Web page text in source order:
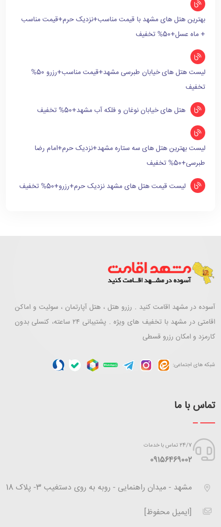
بهترین هتل های مشهد با قیمت مناسب+نزدیک حرم+قیمت مناسب
+ ماه عسل+50% تخفیف
لیست هتل های خیابان طبرسی مشهد+قیمت مناسب+رزرو 50%
تخفیف
هتل های خیابان نوغان و فلکه آب مشهد+50% تخفیف
لیست بهترین هتل های سه ستاره مشهد+نزدیک حرم+امام رضا
طبرسی+50% تخفیف
لیست قیمت هتل های مشهد نزدیک حرم+رزرو+50% تخفیف
آسوده در مشهد اقامت کنید . رزرو هتل ، هتل آپارتمان ، سوئیت و اماکن
اقامتی در مشهد با تخفیف های ویژه . پشتیبانی ۲۴ ساعته، کنسلی بدون
کارمزد و امکان رزرو قسطی
شبکه های اجتماعی:
تماس با ما
24/7 تماس با خدمات
‪09156469002
مشهد - میدان راهنمایی - روبه به روی دستغیب 3- پلاک 18
[ایمیل محفوظ]